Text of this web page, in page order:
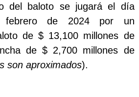
del baloto se jugará el día
de 2024 por un
de $ 13,100 millones de
de $ 2,700 millones de
son aproximados).